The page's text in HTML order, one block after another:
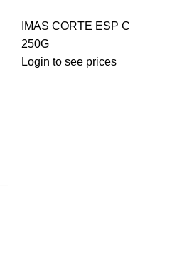
IMAS CORTE ESP C
250G
Login to see prices